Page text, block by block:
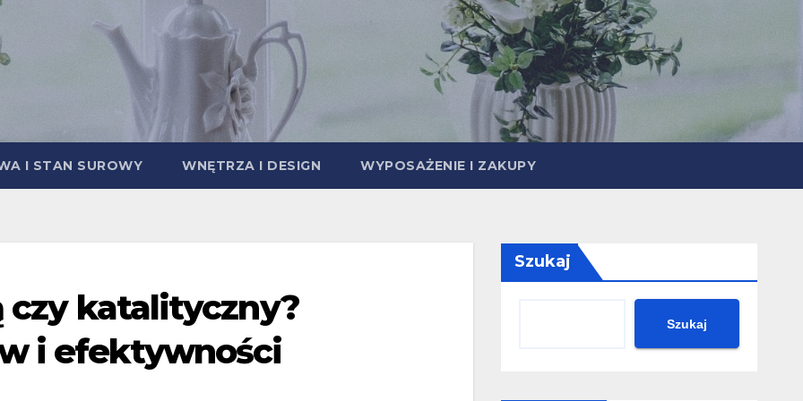
I STAN SUROWY WNĘTRZA I DESIGN WYPOSAŻENIE I ZAKUPY
czy katalityczny?
i efektywności
Szukaj
Szukaj